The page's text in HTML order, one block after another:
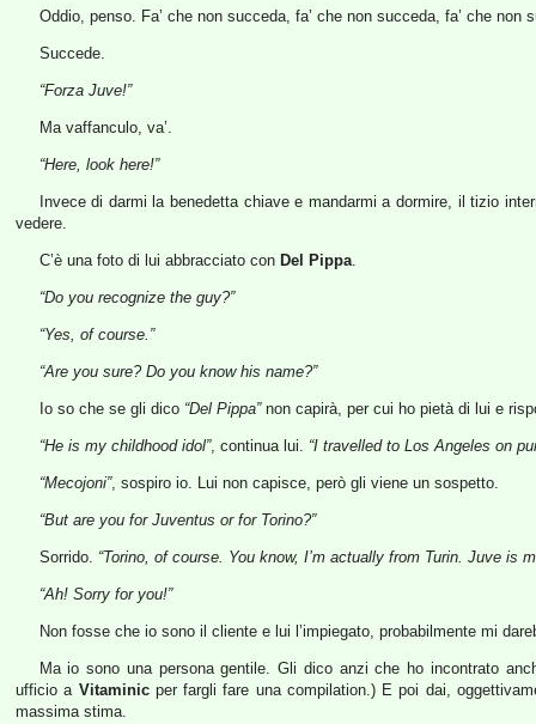
Oddio, penso. Fa’ che non succeda, fa’ che non succeda, fa’ che non
Succede.
“Forza Juve!”
Ma vaffanculo, va’.
“Here, look here!”
Invece di darmi la benedetta chiave e mandarmi a dormire, il tizio
vedere.
C’è una foto di lui abbracciato con Del Pippa.
“Do you recognize the guy?”
“Yes, of course.”
“Are you sure? Do you know his name?”
Io so che se gli dico “Del Pippa”non capirà, per cui ho pietà di lui e
“He is my childhood idol”, continua lui. “I travelled to Los Angeles on
“Mecojoni”, sospiro io. Lui non capisce, però gli viene un sospetto.
“But are you for Juventus or for Torino?”
Sorrido. “Torino, of course. You know, I’m actually from Turin. Juve is
“Ah! Sorry for you!”
Non fosse che io sono il cliente e lui l’impiegato, probabilmente mi
Ma io sono una persona gentile. Gli dico anzi che ho incontrato
ufficio a Vitaminicper fargli fare una compilation.) E poi dai,
massima stima.